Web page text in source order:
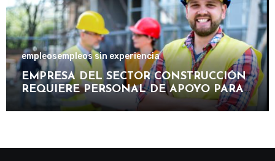
empleosempleos sin experiencia
EMPRESA DEL SECTOR CONSTRUCCIÓN
REQUIERE PERSONAL DE APOYO PARA
PARTICIPAR EN PROYECTOS DE OBRAS,
MANTENIMIENTO E INFRAESTRUCTURA